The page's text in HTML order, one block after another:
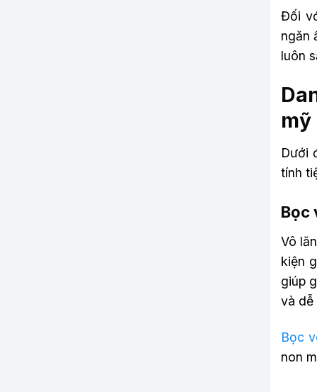
Đối
ngăn
luôn
mỹ
Dưới
tính
Bọc
Vô
kiện
giúp
và dễ
Bọc
non